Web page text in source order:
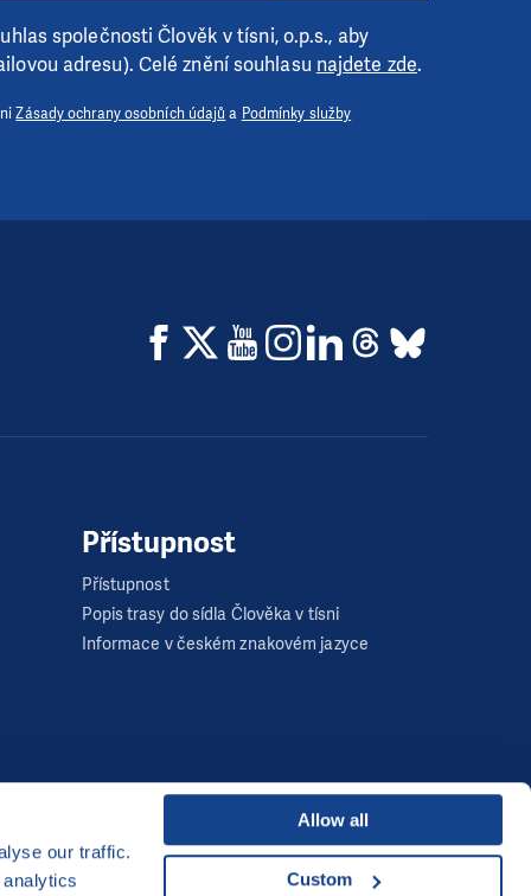
our traffic.
Allow all
Custom
společnosti Člověk v tísni, o.p.s., aby
adresu). Celé znění souhlasu najdete zde.
niZásady ochrany osobních údajů a Podmínky služby
Přístupnost
Přístupnost
Popis trasy do sídla Člověka v tísni
Informace v českém znakovém jazyce
Developed by